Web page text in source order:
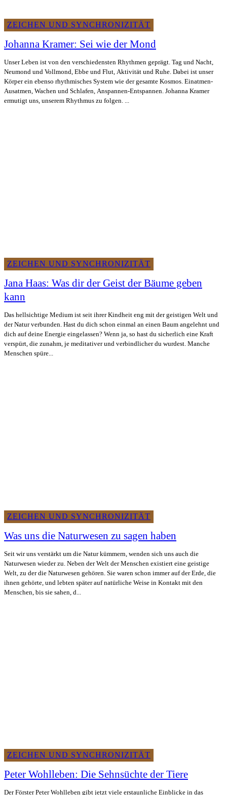
ZEICHEN UND SYNCHRONIZITÄT
Johanna Kramer: Sei wie der Mond
Unser Leben ist von den verschiedensten Rhythmen geprägt. Tag und Nacht,
Neumond und Vollmond, Ebbe und Flut, Aktivität und Ruhe. Dabei ist unser
Körper ein ebenso rhythmisches System wie der gesamte Kosmos. Einatmen-
Ausatmen, Wachen und Schlafen, Anspannen-Entspannen. Johanna Kramer
ermutigt uns, unserem Rhythmus zu folgen. ...
ZEICHEN UND SYNCHRONIZITÄT
Jana Haas: Was dir der Geist der Bäume geben
kann
Das hellsichtige Medium ist seit ihrer Kindheit eng mit der geistigen Welt und
der Natur verbunden. Hast du dich schon einmal an einen Baum angelehnt und
dich auf deine Energie eingelassen? Wenn ja, so hast du sicherlich eine Kraft
verspürt, die zunahm, je meditativer und verbindlicher du wurdest. Manche
Menschen spüre...
ZEICHEN UND SYNCHRONIZITÄT
Was uns die Naturwesen zu sagen haben
Seit wir uns verstärkt um die Natur kümmern, wenden sich uns auch die
Naturwesen wieder zu. Neben der Welt der Menschen existiert eine geistige
Welt, zu der die Naturwesen gehören. Sie waren schon immer auf der Erde, die
ihnen gehörte, und lebten später auf natürliche Weise in Kontakt mit den
Menschen, bis sie sahen, d...
ZEICHEN UND SYNCHRONIZITÄT
Peter Wohlleben: Die Sehnsüchte der Tiere
Der Förster Peter Wohlleben gibt jetzt viele erstaunliche Einblicke in das